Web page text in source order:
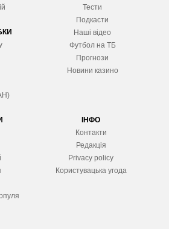
Тести
Подкасти
Наші відео
Футбол на ТБ
Прогнози
Новини казино
ІНФО
Контакти
Редакція
Privacy policy
Користувацька угода